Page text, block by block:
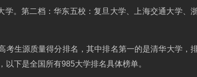
。第二档：华东五校：复旦大学、上海交通大学、
考生源质量得分排名，其中排名第一的是清华大学，
下是全国所有985大学排名具体榜单。